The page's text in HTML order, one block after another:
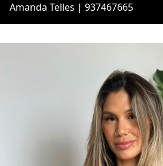
Amanda Telles | 937467665